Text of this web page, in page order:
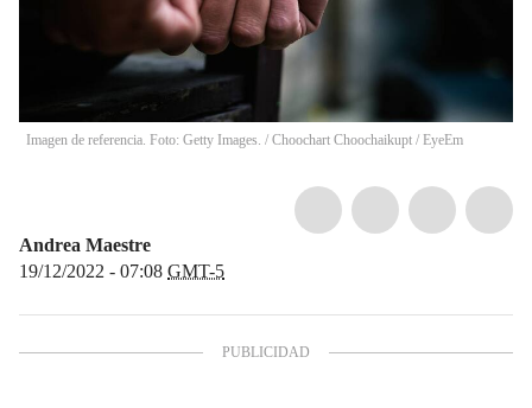
Imagen de referencia. Foto: Getty Images. / Choochart Choochaikupt / EyeEm
Andrea Maestre
19/12/2022 - 07:08 GMT-5